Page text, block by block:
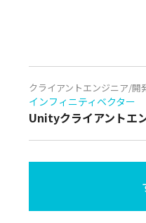
クライアントエンジニア/開
インフィニティベクター
Unityクライアントエ